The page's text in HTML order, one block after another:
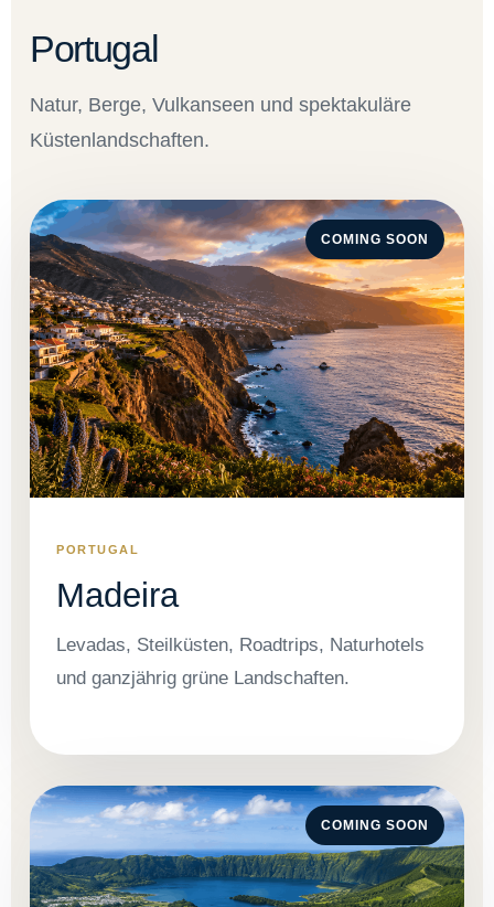
Portugal
Natur, Berge, Vulkanseen und spektakuläre
Küstenlandschaften.
COMING SOON
PORTUGAL
Madeira
Levadas, Steilküsten, Roadtrips, Naturhotels
und ganzjährig grüne Landschaften.
COMING SOON